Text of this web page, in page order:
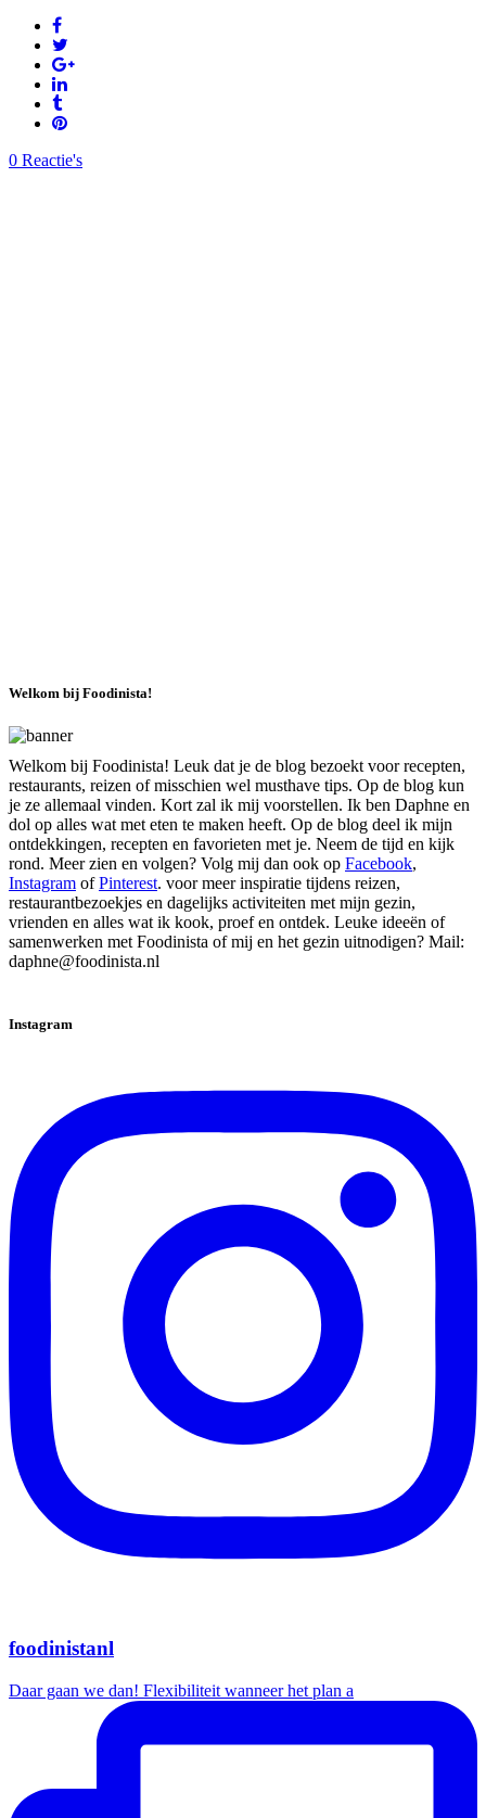
0 Reactie's
Welkom bij Foodinista!
Welkom bij Foodinista! Leuk dat je de blog bezoekt voor recepten,
restaurants, reizen of misschien wel musthave tips. Op de blog kun
je ze allemaal vinden. Kort zal ik mij voorstellen. Ik ben Daphne en
dol op alles wat met eten te maken heeft. Op de blog deel ik mijn
ontdekkingen, recepten en favorieten met je. Neem de tijd en kijk
rond. Meer zien en volgen? Volg mij dan ook op Facebook,
Instagram ofPinterest. voor meer inspiratie tijdens reizen,
restaurantbezoekjes en dagelijks activiteiten met mijn gezin,
vrienden en alles wat ik kook, proef en ontdek. Leuke ideeën of
samenwerken met Foodinista of mij en het gezin uitnodigen? Mail:
daphne@foodinista.nl
Instagram
foodinistanl
Daar gaan we dan! Flexibiliteit wanneer het plan a